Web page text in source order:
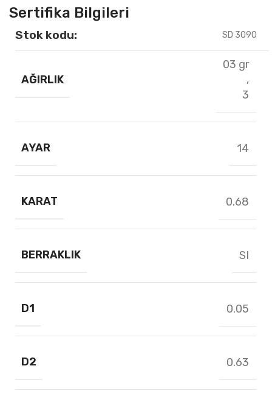
Sertifika Bilgileri
Stok kodu: SD 3090
AĞIRLIK
03 gr
,
3
AYAR 14
KARAT 0.68
BERRAKLIK SI
D1 0.05
D2 0.63